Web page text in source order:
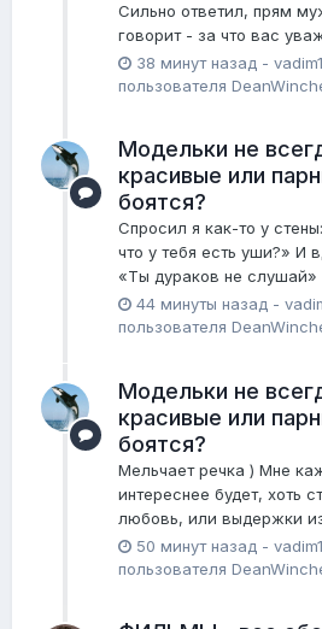
Сильно ответил, прям
говорит - за что вас
38 минут назад -
пользователя
Модельки не
красивые или
боятся?
Спросил я как-то у
что у тебя есть уши?» И
«Ты дураков не слушай»
44 минуты назад -
пользователя
Модельки не
красивые или
боятся?
Мельчает речка ) Мне
интереснее будет, хоть
любовь, или выдержки
50 минут назад -
пользователя